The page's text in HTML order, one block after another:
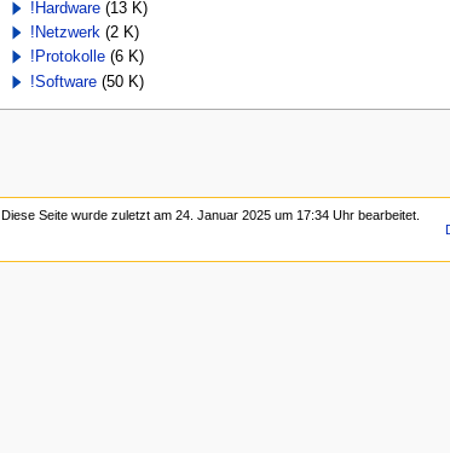
!Hardware (13 K)
!Netzwerk (2 K)
!Protokolle (6 K)
!Software (50 K)
Diese Seite wurde zuletzt am 24. Januar 2025 um 17:34 Uhr bearbeitet.